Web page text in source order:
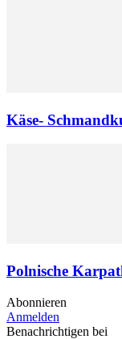
Käse-
Polnische
Abonnieren
Anmelden
Benachrichtigen bei